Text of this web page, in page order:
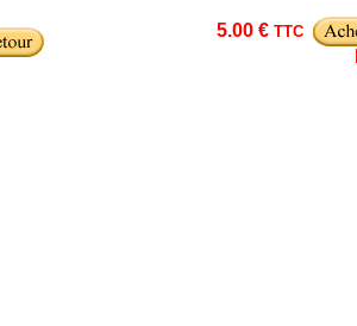
5.00 € TTC